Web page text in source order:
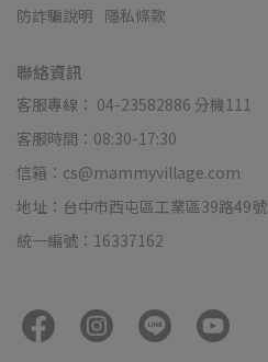
防詐騙說明 隱私條款
聯絡資訊
客服專線： 04-23582886 分機111
客服時間：08:30-17:30
信箱：cs@mammyvillage.com
地址：台中市西屯區工業區39路49號
統一編號：16337162